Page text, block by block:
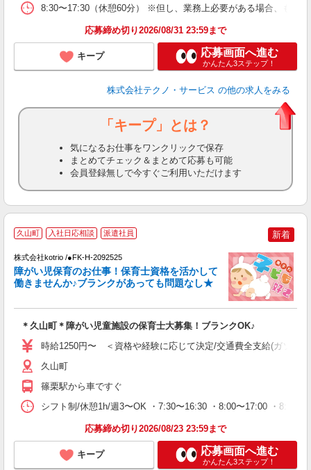
8:30〜17:30（休憩60分） ※但し、業務上必要がある場合、もし
応募締め切り2026/08/31 23:59まで
キープ 応募画面へ進む
かんたん3ステップ！
株式会社テクノ・サービス の他の求人をみる
「キープ」とは？
気になるお仕事をワンクリックで保存
まとめてチェック＆まとめて応募も可能
会員登録無しで今すぐご利用いただけます
久山町 入社日応相談 派遣社員 新着
株式会社kotrio /●FK-H-2092525
障がい児保育のお仕事！保育士資格を活かして
働きませんか♪ブランクがあっても問題なし★
＊久山町＊障がい児童施設の保育士大募集！ブランクOK♪
時給1250円〜 ＜資格や経験に応じて決定/交通費全支給(ガソリ
久山町
篠栗駅から車ですぐ
シフト制/休憩1h/週3〜OK ・7:30〜16:30 ・8:00〜17:00 ・8:30
応募締め切り2026/08/23 23:59まで
キープ 応募画面へ進む
かんたん3ステップ！